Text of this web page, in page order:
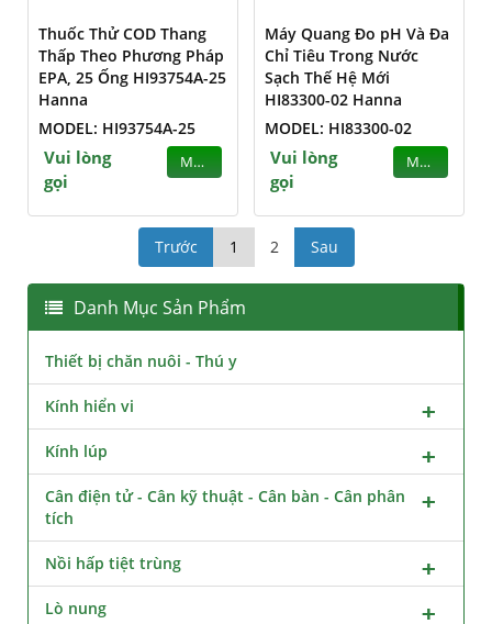
Thuốc Thử COD Thang
Thấp Theo Phương Pháp
EPA, 25 Ống HI93754A-25
Hanna
MODEL: HI93754A-25
Vui lòng
gọi
MUA
Máy Quang Đo pH Và Đa
Chỉ Tiêu Trong Nước
Sạch Thế Hệ Mới
HI83300-02 Hanna
MODEL: HI83300-02
Vui lòng
gọi
MUA
Trước 1 2 Sau
Danh Mục Sản Phẩm
Thiết bị chăn nuôi - Thú y
Kính hiển vi
Kính lúp
Cân điện tử - Cân kỹ thuật - Cân bàn - Cân phân
tích
Nồi hấp tiệt trùng
Lò nung